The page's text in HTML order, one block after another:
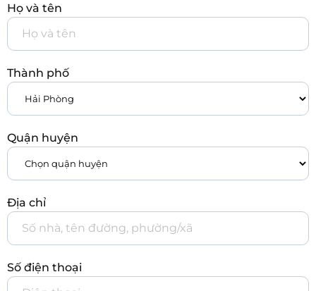
Họ và tên
Thành phố
Quận huyện
Địa chỉ
Số điện thoại